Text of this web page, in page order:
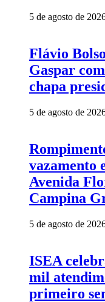
5 de agosto de
Flávio
Gaspar
chapa
5 de agosto de
vazamento
Avenida
Campina
5 de agosto de
ISEA
mil
primeiro